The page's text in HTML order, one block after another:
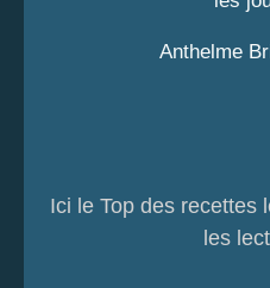
Anthelme
Ici le Top des recettes
les